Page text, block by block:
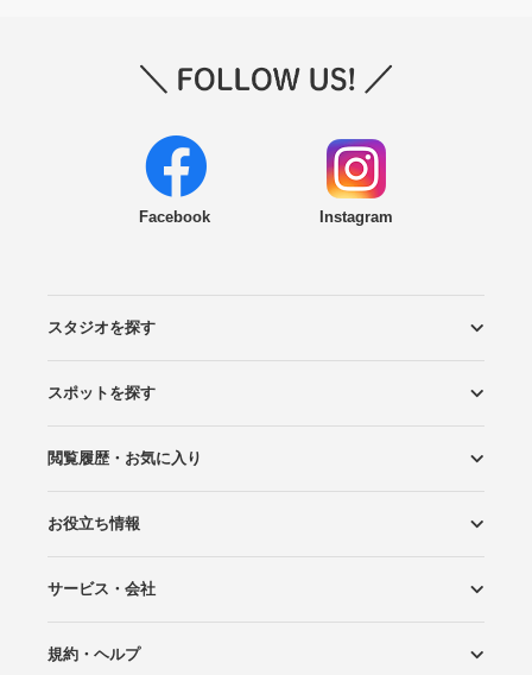
Facebook Instagram
スタジオを探す
エリアから探す
こだわりから探す
NEW PHOTO STYLE
プランから探す
フォトタイプ診断
フォトグラファーから探す
国内リゾートから探す
スポットを探す
ロケーションから探す
スタジオから探す
閲覧履歴・お気に入り
閲覧スタジオ
お気に入り
お役立ち情報
Wedding Photo マガジン
はじめてガイド
サービス・会社
Photoraitとは
スタジオの掲載について
お問い合わせ
運営会社
サイトマップ
規約・ヘルプ